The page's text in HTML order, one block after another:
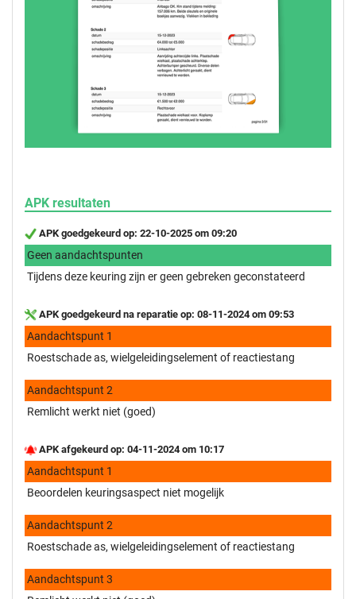
APK resultaten
APK goedgekeurd op: 22-10-2025 om 09:20
Geen aandachtspunten
Tijdens deze keuring zijn er geen gebreken geconstateerd
APK goedgekeurd na reparatie op: 08-11-2024 om 09:53
Aandachtspunt 1
Roestschade as, wielgeleidingselement of reactiestang
Aandachtspunt 2
Remlicht werkt niet (goed)
APK afgekeurd op: 04-11-2024 om 10:17
Aandachtspunt 1
Beoordelen keuringsaspect niet mogelijk
Aandachtspunt 2
Roestschade as, wielgeleidingselement of reactiestang
Aandachtspunt 3